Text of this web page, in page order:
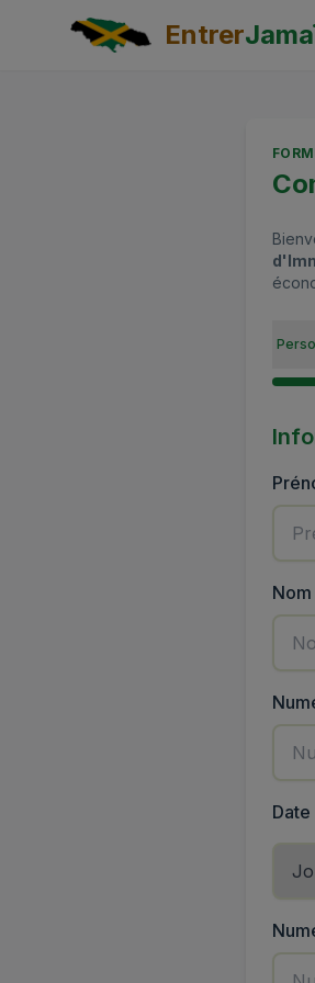
Skip to main content
Entrer